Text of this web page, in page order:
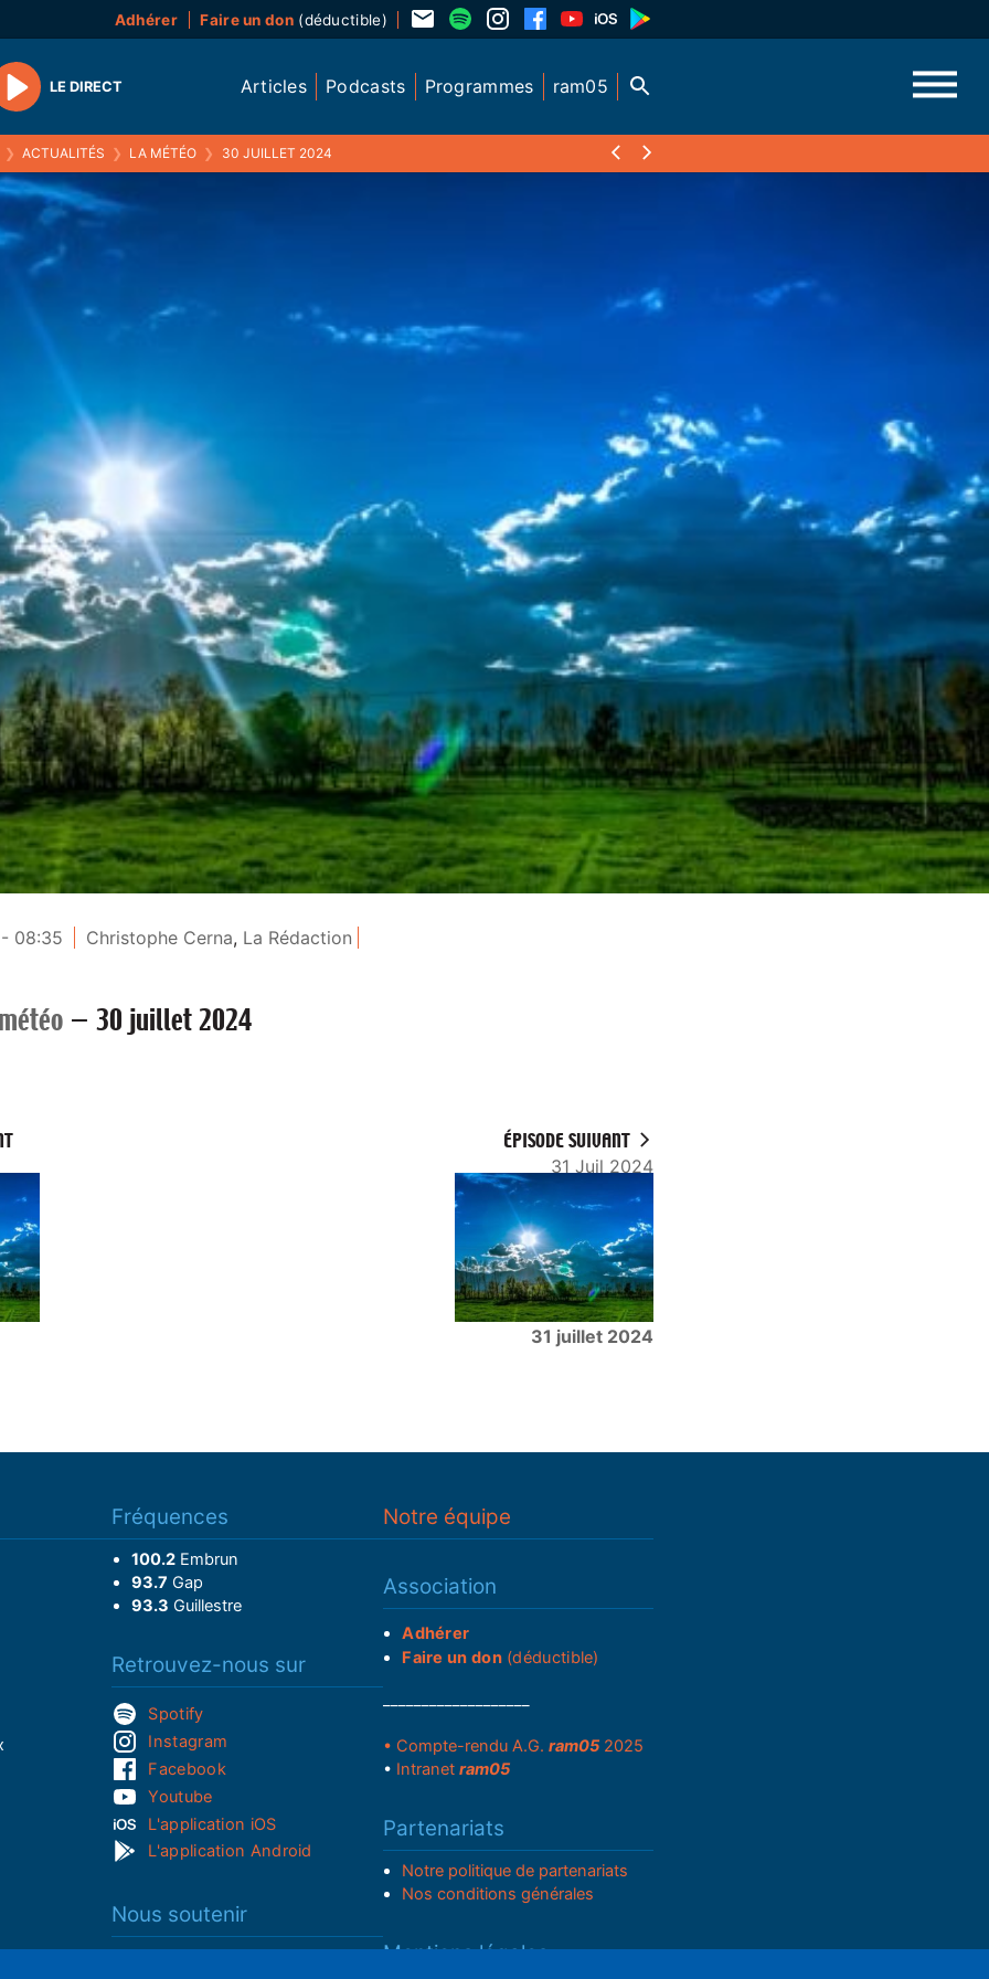
Adhérer Faire un don(déductible)
Play
LE DIRECT Articles Podcasts Programmes ram05
❯ ACTUALITÉS ❯ LA MÉTÉO ❯ 30 JUILLET 2024
08:35 Christophe Cerna, La Rédaction
— 30 juillet 2024
ÉPISODE SUIVANT
31 Juil 2024
31 juillet 2024
Fréquences
100.2Embrun
93.7 Gap
93.3 Guillestre
Retrouvez-nous sur
Spotify
Instagram
Facebook
Youtube
L'application iOS
L'application Android
Nous soutenir
Notre équipe
Association
Adhérer
Faire un don(déductible)
• Compte-rendu A.G. ram052025
• Intranet ram05
Partenariats
Notre politique de partenariats
Nos conditions générales
Mentions légales